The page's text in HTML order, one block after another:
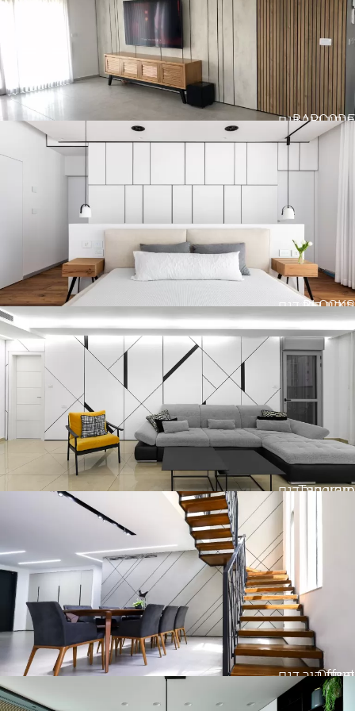
חיפוי קיר דגם
BARCODE
חיפוי קיר דגם
BLOCKS
חיפוי קיר דגם
Tangram
חיפוי קיר דגם
Offset